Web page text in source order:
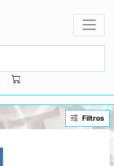
Filtros